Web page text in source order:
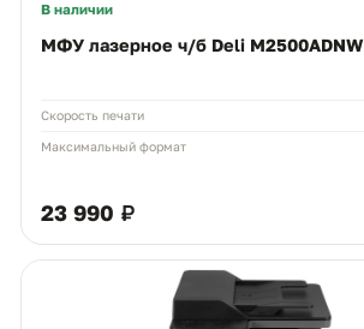
В наличии
МФУ лазерное ч/б Deli M2500ADNW
Скорость печати
Максимальный формат
23 990 ₽